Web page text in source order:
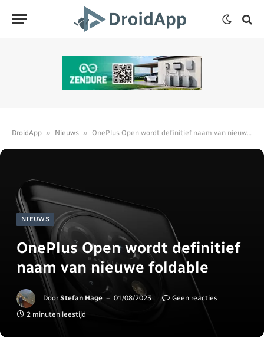
DroidApp » Nieuws » OnePlus Open wordt definitief naam van nieuwe foldable
NIEUWS
OnePlus Open wordt definitief
naam van nieuwe foldable
Door Stefan Hage 01/08/2023
Geen reacties
2 minuten leestijd